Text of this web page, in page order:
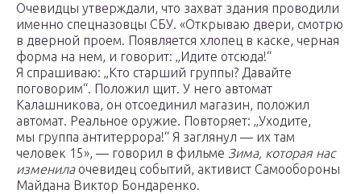
Очевидцы утверждали, что захват здания проводили
именно спецназовцы СБУ. «Открываю двери, смотрю
в дверной проем. Появляется хлопец в каске, черная
форма на нем, и говорит: „Идите отсюда!“
Я спрашиваю: „Кто старший группы? Давайте
поговорим“. Положил щит. У него автомат
Калашникова, он отсоединил магазин, положил
автомат. Реальное оружие. Повторяет: „Уходите,
мы группа антитеррора!“ Я заглянул — их там
человек 15», — говорил в фильме Зима, которая нас
изменилаочевидец событий, активист Самообороны
Майдана Виктор Бондаренко.